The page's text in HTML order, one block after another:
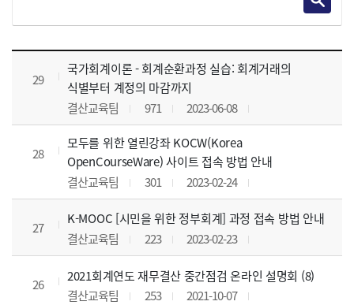
사이버교육영상 목록 으로 번호, 제목, 작성자, 조회수, 등록 일, 첨부파일로 나열 되고 있습니다.
29
국가회계이론 - 회계순환과정 실습: 회계거래의
식별부터 계정의 마감까지
결산교육팀
971 2023-06-08
28
모두를 위한 열린강좌 KOCW(Korea
OpenCourseWare) 사이트 접속 방법 안내
결산교육팀
301 2023-02-24
27
K-MOOC [시민을 위한 정부회계] 과정 접속 방법 안내
결산교육팀
223 2023-02-23
26
2021회계연도 재무결산 중간점검 온라인 설명회 (8)
결산교육팀
253 2021-10-07